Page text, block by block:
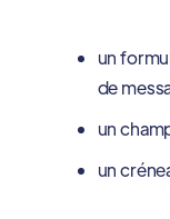
un
de
un
un